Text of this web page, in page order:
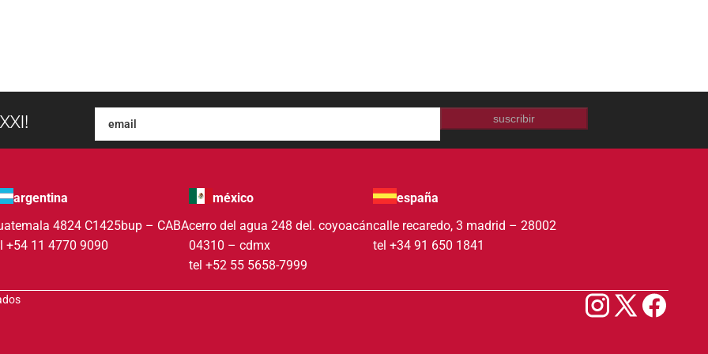
suscribir
argentina
4824 C1425bup – CABA
+54 11 4770 9090
méxico
cerro del agua 248 del. coyoacán
04310 – cdmx
tel +52 55 5658-7999
españa
calle recaredo, 3 madrid – 28002
tel +34 91 650 1841